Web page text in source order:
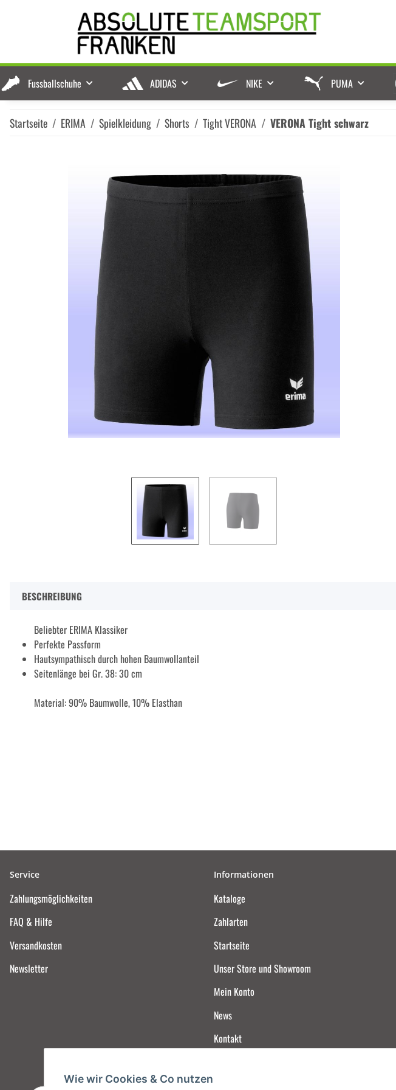
Fussballschuhe ADIDAS NIKE PUMA
Startseite ERIMA Spielkleidung Shorts Tight VERONA VERONA Tight schwarz
BESCHREIBUNG
Beliebter ERIMA Klassiker
Perfekte Passform
Hautsympathisch durch hohen Baumwollanteil
Seitenlänge bei Gr. 38: 30 cm
Material: 90% Baumwolle, 10% Elasthan
Service
Zahlungsmöglichkeiten
FAQ & Hilfe
Versandkosten
Newsletter
Informationen
Kataloge
Zahlarten
Startseite
Unser Store und Showroom
Mein Konto
News
Kontakt
Wie wir Cookies & Co nutzen